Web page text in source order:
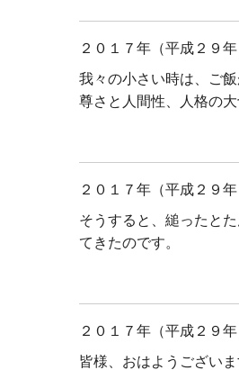
２０１７年（平成２９
我々の小さい時は、ご
尊さと人間性、人格の
２０１７年（平成２９
そうすると、縋ったと
てきたのです。
２０１７年（平成２９
皆様、おはようござい